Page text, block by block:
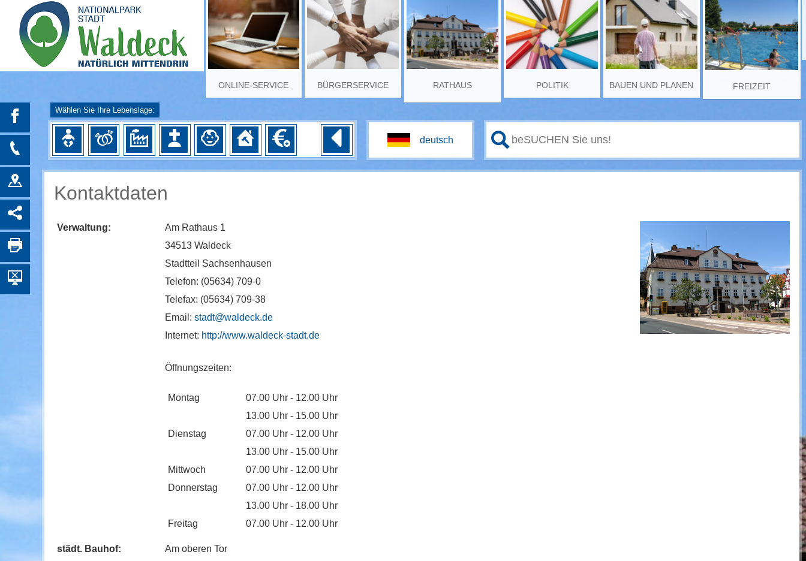
ONLINE-SERVICE BÜRGERSERVICE RATHAUS POLITIK BAUEN UND PLANEN FREIZEIT
Wählen Sie Ihre Lebenslage:
Kontaktdaten
Verwaltung:
Am Rathaus 1
34513 Waldeck
Stadtteil Sachsenhausen
Telefon: (05634) 709-0
Telefax: (05634) 709-38
Email: stadt@waldeck.de
Internet: http://www.waldeck-stadt.de
Öffnungszeiten:
Montag
07.00 Uhr - 12.00 Uhr
13.00 Uhr - 15.00 Uhr
Dienstag
07.00 Uhr - 12.00 Uhr
13.00 Uhr - 15.00 Uhr
Mittwoch
07.00 Uhr - 12.00 Uhr
Donnerstag
07.00 Uhr - 12.00 Uhr
13.00 Uhr - 18.00 Uhr
Freitag
07.00 Uhr - 12.00 Uhr
städt. Bauhof:
Am oberen Tor